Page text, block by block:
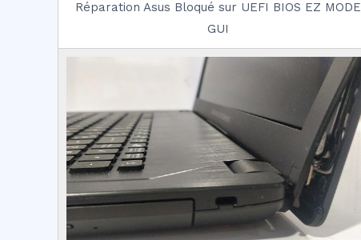
Réparation Asus Bloqué sur UEFI BIOS EZ MODE
GUI